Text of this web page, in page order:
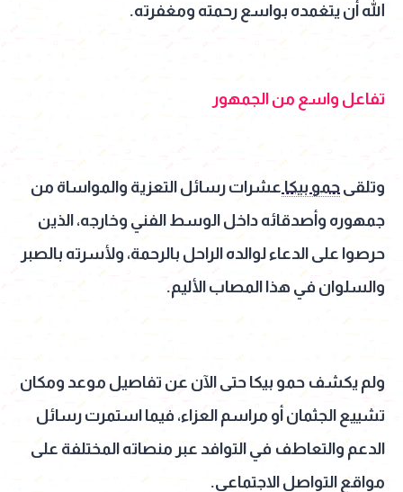
الله أن يتغمده بواسع رحمته ومغفرته.
تفاعل واسع من الجمهور
وتلقى حمو بيكا عشرات رسائل التعزية والمواساة من
جمهوره وأصدقائه داخل الوسط الفني وخارجه، الذين
حرصوا على الدعاء لوالده الراحل بالرحمة، ولأسرته بالصبر
والسلوان في هذا المصاب الأليم.
ولم يكشف حمو بيكا حتى الآن عن تفاصيل موعد ومكان
تشييع الجثمان أو مراسم العزاء، فيما استمرت رسائل
الدعم والتعاطف في التوافد عبر منصاته المختلفة على
مواقع التواصل الاجتماعي.